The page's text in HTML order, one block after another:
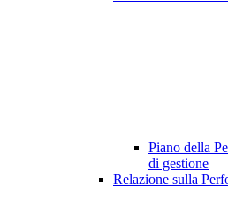
Piano della
di gestione
Relazione sulla